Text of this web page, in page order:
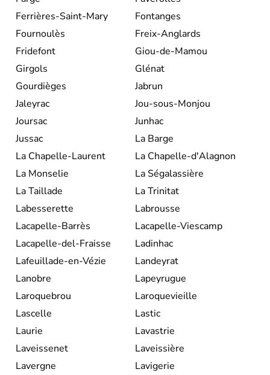
Ferrières-Saint-Mary
Fontanges
Fournoulès
Freix-Anglards
Fridefont
Giou-de-Mamou
Girgols
Glénat
Gourdièges
Jabrun
Jaleyrac
Jou-sous-Monjou
Joursac
Junhac
Jussac
La Barge
La Chapelle-Laurent
La Chapelle-d'Alagnon
La Monselie
La Ségalassière
La Taillade
La Trinitat
Labesserette
Labrousse
Lacapelle-Barrès
Lacapelle-Viescamp
Lacapelle-del-Fraisse
Ladinhac
Lafeuillade-en-Vézie
Landeyrat
Lanobre
Lapeyrugue
Laroquebrou
Laroquevieille
Lascelle
Lastic
Laurie
Lavastrie
Laveissenet
Laveissière
Lavergne
Lavigerie